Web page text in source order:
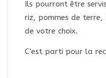
Ils pourront être
riz, pommes de
de votre choix.
C’est parti pour la